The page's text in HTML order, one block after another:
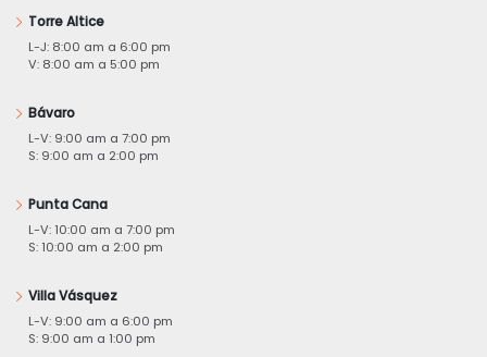
Torre Altice
L-J: 8:00 am a 6:00 pm
V: 8:00 am a 5:00 pm
Bávaro
L-V: 9:00 am a 7:00 pm
S: 9:00 am a 2:00 pm
Punta Cana
L-V: 10:00 am a 7:00 pm
S: 10:00 am a 2:00 pm
Villa Vásquez
L-V: 9:00 am a 6:00 pm
S: 9:00 am a 1:00 pm